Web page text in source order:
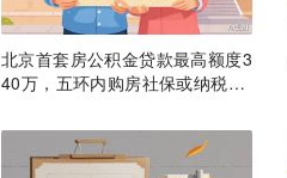
北京首套房公积金贷款最高额度3
40万，五环内购房社保或纳税满